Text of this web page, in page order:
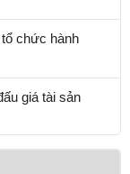
chức hành
giá tài sản